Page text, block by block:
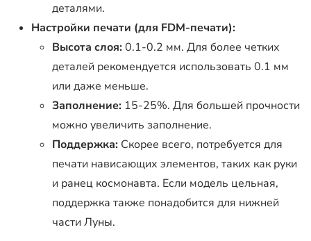
деталями.
Настройки печати (для FDM-печати):
Высота слоя:0.1-0.2 мм. Для более четких
деталей рекомендуется использовать 0.1 мм
или даже меньше.
Заполнение: 15-25%. Для большей прочности
можно увеличить заполнение.
Поддержка: Скорее всего, потребуется для
печати нависающих элементов, таких как руки
и ранец космонавта. Если модель цельная,
поддержка также понадобится для нижней
части Луны.